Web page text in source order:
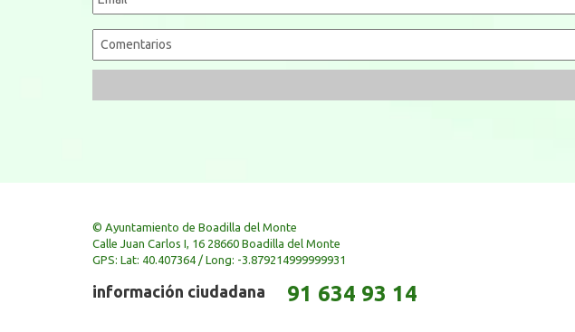
© Ayuntamiento de Boadilla del Monte
Calle Juan Carlos I, 16 28660 Boadilla del Monte
GPS: Lat: 40.407364 / Long: -3.879214999999931
información ciudadana 91 634 93 14